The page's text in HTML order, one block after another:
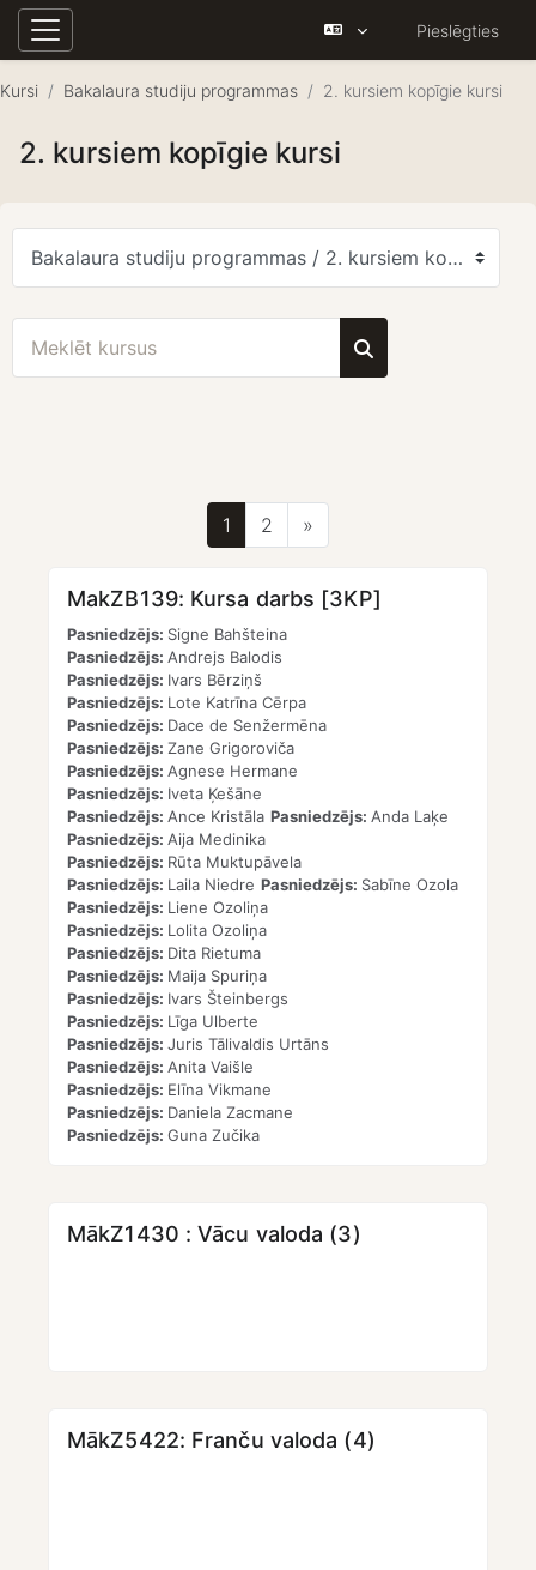
Sānu panelis
Pieslēgties
Kursi Bakalaura studiju programmas 2. kursiem kopīgie kursi
2. kursiem kopīgie kursi
Kursu kategorijas
Meklēt kursus
1 Lapa 1
2 Lapa 2
»
MakZB139: Kursa darbs [3KP]
Pasniedzējs: Signe Bahšteina
Pasniedzējs: Andrejs Balodis
Pasniedzējs: Ivars Bērziņš
Pasniedzējs: Lote Katrīna Cērpa
Pasniedzējs: Dace de Senžermēna
Pasniedzējs: Zane Grigoroviča
Pasniedzējs: Agnese Hermane
Pasniedzējs: Iveta Ķešāne
Pasniedzējs: Ance Kristāla Pasniedzējs: Anda Laķe
Pasniedzējs: Aija Medinika
Pasniedzējs: Rūta Muktupāvela
Pasniedzējs: Laila Niedre Pasniedzējs: Sabīne Ozola
Pasniedzējs: Liene Ozoliņa
Pasniedzējs: Lolita Ozoliņa
Pasniedzējs: Dita Rietuma
Pasniedzējs: Maija Spuriņa
Pasniedzējs: Ivars Šteinbergs
Pasniedzējs: Līga Ulberte
Pasniedzējs: Juris Tālivaldis Urtāns
Pasniedzējs: Anita Vaišle
Pasniedzējs: Elīna Vikmane
Pasniedzējs: Daniela Zacmane
Pasniedzējs: Guna Zučika
MākZ1430 : Vācu valoda (3)
MākZ5422: Franču valoda (4)